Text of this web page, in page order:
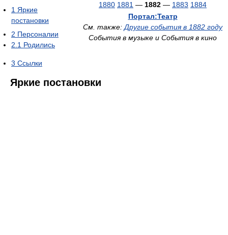
1880 1881 — 1882 — 1883 1884
Портал:Театр
См. также: Другие события в 1882 году
События в музыке и События в кино
1 Яркие
постановки
2 Персоналии
2.1 Родились
3 Ссылки
Яркие постановки